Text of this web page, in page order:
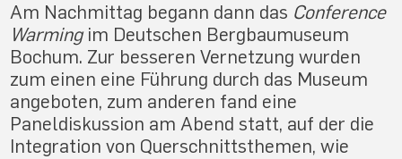
Am Nachmittag begann dann das Conference
Warmingim Deutschen Bergbaumuseum
Bochum. Zur besseren Vernetzung wurden
zum einen eine Führung durch das Museum
angeboten, zum anderen fand eine
Paneldiskussion am Abend statt, auf der die
Integration von Querschnittsthemen, wie